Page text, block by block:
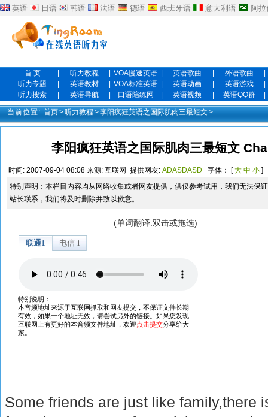
英语 日语 韩语 法语 德语 西班牙语 意大利语 阿
首 页 听力教程 VOA慢速英语 英语歌曲 外语歌曲
听力专题
英语教材 VOA标准英语 英语动画 英语游戏
听力搜索
英语导航 口语陪练网 英语视频 英语QQ群
当前位置: 首页>听力教程 >李阳疯狂英语之国际肌肉三最短文 >
李阳疯狂英语之国际肌肉三最短文
时间: 2007-09-04 08:08 来源: 互联网 提供网友: ADASDASD 字体： [大 中 小 ]
特别声明：本栏目内容均从网络收集或者网友提供，供仅参考试用，我们无法保
站长联系，我们将及时删除并致以歉意。
(单词翻译:双击或拖选)
Some friends are just like family,there